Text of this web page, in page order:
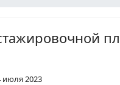
июля 2023